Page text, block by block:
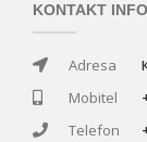
KONTAKT
Adresa
Mobitel
Telefon